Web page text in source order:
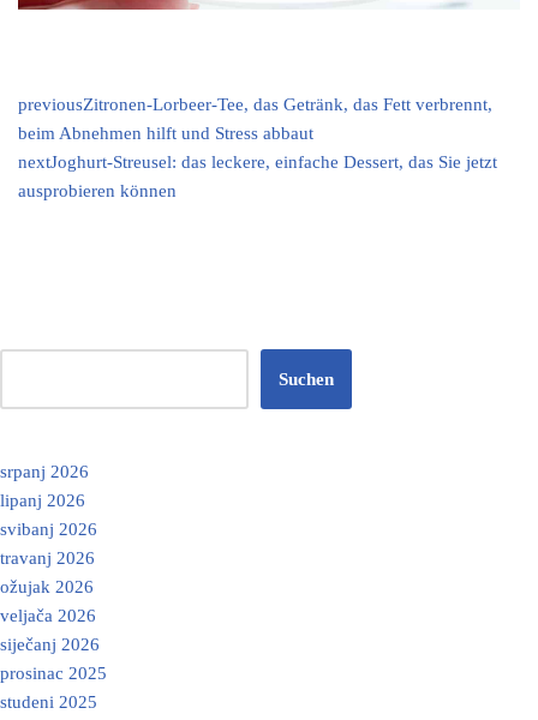
previousZitronen-Lorbeer-Tee, das Getränk, das Fett verbrennt,
beim Abnehmen hilft und Stress abbaut
nextJoghurt-Streusel: das leckere, einfache Dessert, das Sie jetzt
ausprobieren können
Suchen
srpanj 2026
lipanj 2026
svibanj 2026
travanj 2026
ožujak 2026
veljača 2026
siječanj 2026
prosinac 2025
studeni 2025